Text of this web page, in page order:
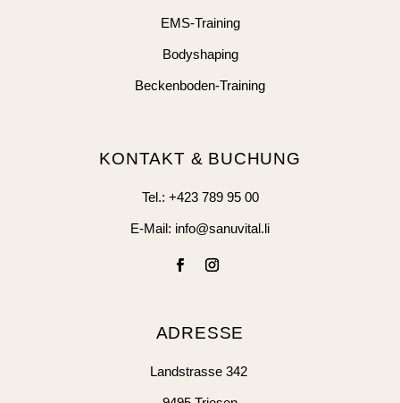
EMS-Training
Bodyshaping
Beckenboden-Training
KONTAKT & BUCHUNG
Tel.: +423 789 95 00
E-Mail: info@sanuvital.li
ADRESSE
Landstrasse 342